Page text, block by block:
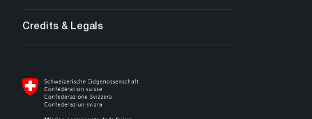
Credits & Legals